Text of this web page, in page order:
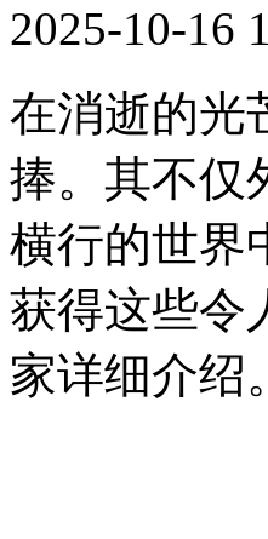
2025-10-16
在消逝的光
捧。其不仅
横行的世界
获得这些令
家详细介绍。